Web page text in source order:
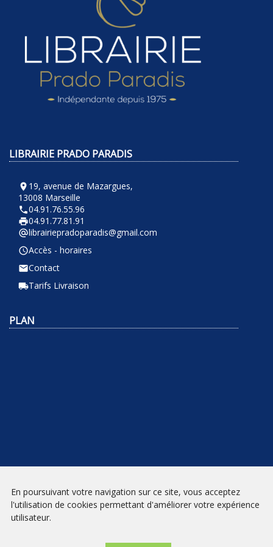
LIBRAIRIE PRADO PARADIS
room 19, avenue de Mazargues,
13008 Marseille
phone04.91.76.55.96
local_printshop04.91.77.81.91
alternate_emaillibrairiepradoparadis@gmail.com
query_builderAccès - horaires
emailContact
local_shippingTarifs Livraison
PLAN
NEWSLETTER
En poursuivant votre navigation sur ce site, vous acceptez
l'utilisation de cookies permettant d'améliorer votre expérience
utilisateur.